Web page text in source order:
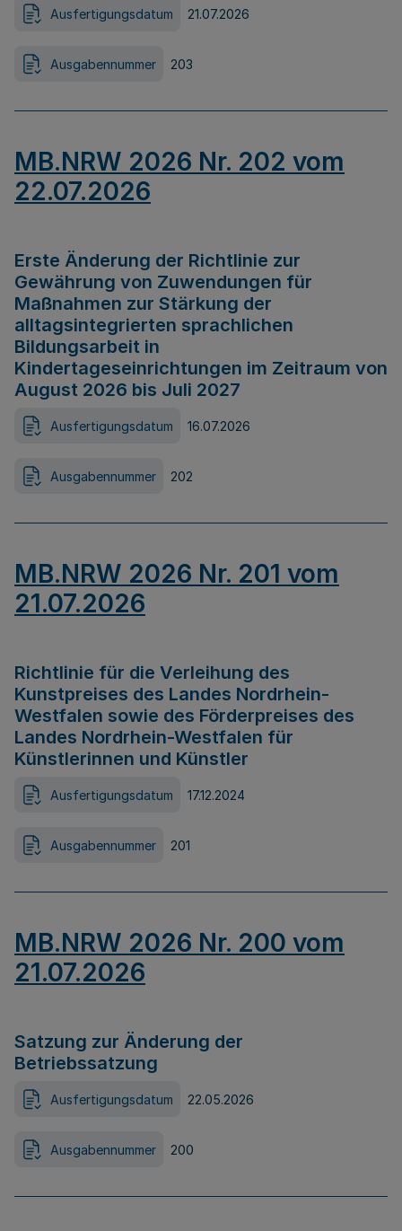
Ausfertigungsdatum 21.07.2026
Ausgabennummer 203
MB.NRW 2026 Nr. 202 vom
22.07.2026
Erste Änderung der Richtlinie zur
Gewährung von Zuwendungen für
Maßnahmen zur Stärkung der
alltagsintegrierten sprachlichen
Bildungsarbeit in
Kindertageseinrichtungen im Zeitraum von
August 2026 bis Juli 2027
Ausfertigungsdatum 16.07.2026
Ausgabennummer 202
MB.NRW 2026 Nr. 201 vom
21.07.2026
Richtlinie für die Verleihung des
Kunstpreises des Landes Nordrhein-
Westfalen sowie des Förderpreises des
Landes Nordrhein-Westfalen für
Künstlerinnen und Künstler
Ausfertigungsdatum 17.12.2024
Ausgabennummer 201
MB.NRW 2026 Nr. 200 vom
21.07.2026
Satzung zur Änderung der
Betriebssatzung
Ausfertigungsdatum 22.05.2026
Ausgabennummer 200